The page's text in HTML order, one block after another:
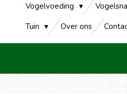
Vogelvoeding
Tuin
Over ons